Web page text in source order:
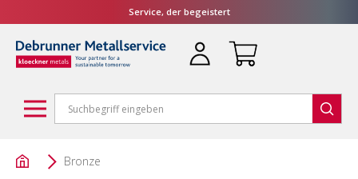
Service, der begeistert
Bronze